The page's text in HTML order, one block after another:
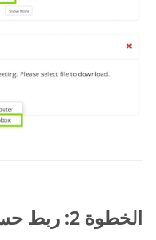
الخطوة 2: ربط حساب Dropbox